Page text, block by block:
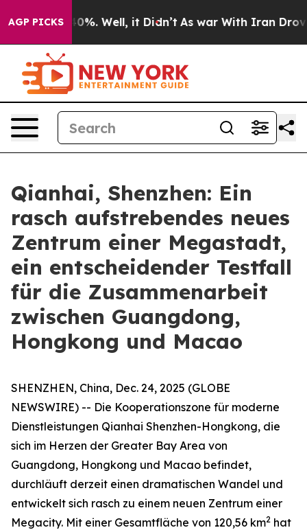
AGP PICKS40%. Well, it Didn’t As war With Iran Drove
Qianhai, Shenzhen: Ein
rasch aufstrebendes neues
Zentrum einer Megastadt,
ein entscheidender Testfall
für die Zusammenarbeit
zwischen Guangdong,
Hongkong und Macao
SHENZHEN, China, Dec. 24, 2025 (GLOBE
NEWSWIRE) -- Die Kooperationszone für moderne
Dienstleistungen Qianhai Shenzhen-Hongkong, die
sich im Herzen der Greater Bay Area von
Guangdong, Hongkong und Macao befindet,
durchläuft derzeit einen dramatischen Wandel und
entwickelt sich rasch zu einem neuen Zentrum einer
Megacity. Mit einer Gesamtfläche von 120,56 km2 hat